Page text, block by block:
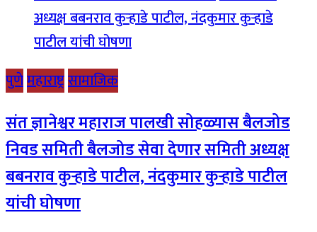
पुणेमहाराष्ट्रसामाजिक
संत ज्ञानेश्वर महाराज पालखी सोहळ्यास बैलजोड
निवड समिती बैलजोड सेवा देणार समिती अध्यक्ष
बबनराव कुऱ्हाडे पाटील, नंदकुमार कुऱ्हाडे पाटील
यांची घोषणा